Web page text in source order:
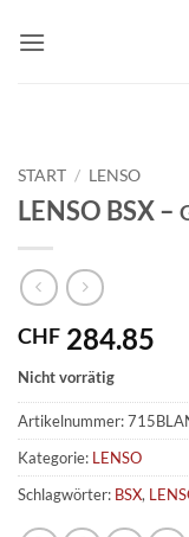
Inhalt
START / LENSO
LENSO BSX –
CHF 284.85
Nicht vorrätig
Artikelnummer:
Kategorie: LENSO
Schlagwörter: BSX,